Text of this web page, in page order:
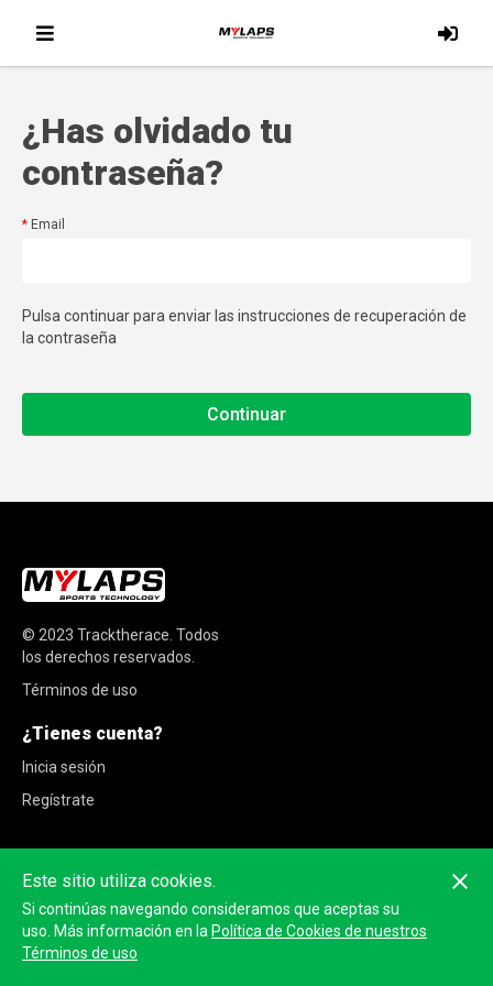
¿Has olvidado tu
contraseña?
Email
Pulsa continuar para enviar las instrucciones de recuperación de
la contraseña
© 2023 Tracktherace Todos
los derechos reservados.
Términos de uso
¿Tienes cuenta?
Inicia sesión
Regístrate
Este sitio utiliza cookies.
Si continúas navegando consideramos que aceptas su
uso. Más información en la Política de Cookies de nuestros
Términos de uso